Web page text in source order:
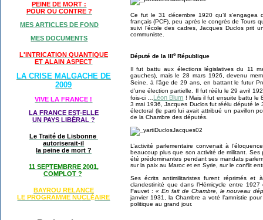
PEINE DE MORT :
POUR OU CONTRE ?
MES ARTICLES DE FOND
MES DOCUMENTS
L'INTRICATION QUANTIQUE
ET ALAIN ASPECT
LA CRISE MALGACHE DE
2009
VIVE LA FRANCE !
LA FRANCE EST-ELLE
UN PAYS LIBÉRAL ?
Le Traité de Lisbonne
autoriserait-il
la peine de mort ?
11 SEPTEMBRRE 2001,
COMPLOT ?
BAYROU RELANCE
LE PROGRAMME NUCLÉAIRE
Ce fut le 31 décembre 1920 qu’il s’engagea
français (PCF), peu après le congrès de Tours
suivi l’école des cadres, Jacques Duclos prit
communiste.
Député de la IIIeRépublique
Il fut battu aux élections législatives du 11
gauches), mais le 28 mars 1926, devenu
Seine, à l’âge de 29 ans, en battant le futur
d’une élection partielle. Il fut réélu le 29 avril
fois-ci … Léon Blum ! Mais il fut ensuite battu le
3 mai 1936, Jacques Duclos fut réélu député
électoral (le parti lui avait attribué un pavillon
de la Chambre des députés.
L’activité parlementaire convenait à
beaucoup plus que son activité de militant.
été prédominantes pendant ses mandats
sur la paix au Maroc et en Syrie, sur le conflit
Ses écrits antimilitaristes furent réprimés
clandestinité que dans l’Hémicycle entre
Fauvet : « En fait de Chambre, le nouveau
janvier 1931, la Chambre a voté l’amnistie
politique au grand jour.